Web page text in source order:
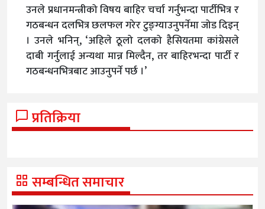
उनले प्रधानमन्त्रीको विषय बाहिर चर्चा गर्नुभन्दा पार्टीभित्र र
गठबन्धन दलभित्र छलफल गरेर टुङ्ग्याउनुपर्नेमा जोड दिइन्
। उनले भनिन्, ‘अहिले ठूलो दलको हैसियतमा कांग्रेसले
दाबी गर्नुलाई अन्यथा मान्न मिल्दैन, तर बाहिरभन्दा पार्टी र
गठबन्धनभित्रबाट आउनुपर्ने पर्छ ।’
प्रतिक्रिया
सम्बन्धित समाचार